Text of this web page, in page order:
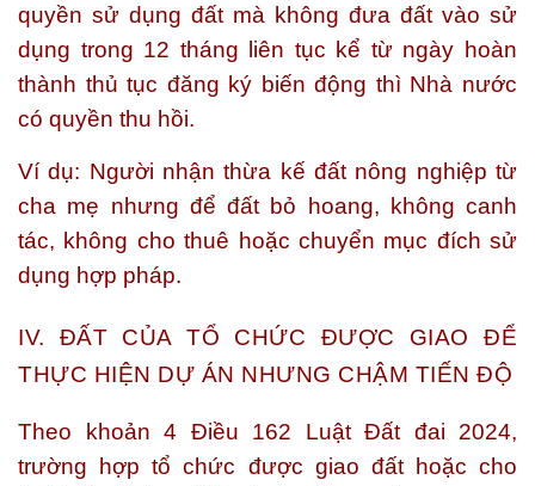
quyền sử dụng đất mà không đưa đất vào sử
dụng trong 12 tháng liên tục kể từ ngày hoàn
thành thủ tục đăng ký biến động thì Nhà nước
có quyền thu hồi.
Ví dụ: Người nhận thừa kế đất nông nghiệp từ
cha mẹ nhưng để đất bỏ hoang, không canh
tác, không cho thuê hoặc chuyển mục đích sử
dụng hợp pháp.
IV. ĐẤT CỦA TỔ CHỨC ĐƯỢC GIAO ĐỂ
THỰC HIỆN DỰ ÁN NHƯNG CHẬM TIẾN ĐỘ
Theo khoản 4 Điều 162 Luật Đất đai 2024,
trường hợp tổ chức được giao đất hoặc cho